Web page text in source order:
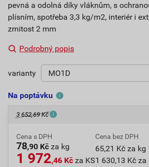
pevná a odolná díky vláknům, s
plísním, spotřeba 3,3 kg/m2, interiér i
zrnitost 2 mm
Podrobný popis
varianty
Na poptávku
3 652,69 Kč
Cena s DPH
78,90 Kč za kg
1 972,46 Kč za KS
Cena bez DPH
65,21 Kč za kg
1 630,13 Kč za